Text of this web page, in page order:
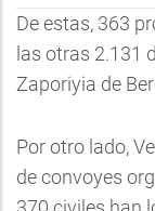
De estas, 363
las otras 2.131
Zaporiyia de
Por otro lado,
de convoyes